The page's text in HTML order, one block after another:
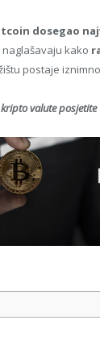
dosegao
naglašavaju kako
postaje
valute posjetite